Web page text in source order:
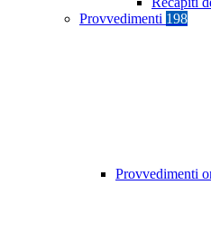
Provvedimenti 198
Provvedimenti